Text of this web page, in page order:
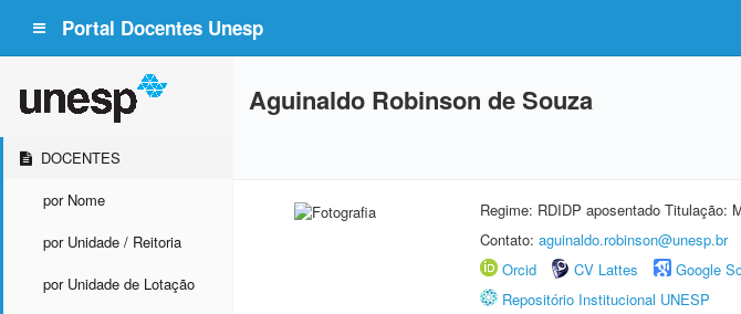
Portal Docentes Unesp
DOCENTES
por Nome
por Unidade / Reitoria
por Unidade de Lotação
Aguinaldo Robinson de Souza
Regime: RDIDP aposentado Titulação:
Contato: aguinaldo.robinson@unesp.br
Orcid
CV Lattes Google
Repositório Institucional UNESP